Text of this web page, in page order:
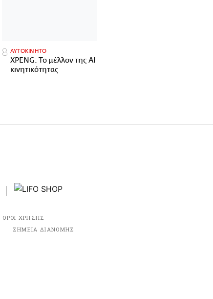
ΑΥΤΟΚΙΝΗΤΟ
XPENG: Το μέλλον της AI
κινητικότητας
ΟΡΟΙ ΧΡΗΣΗΣ
ΣΗΜΕΙΑ ΔΙΑΝΟΜΗΣ